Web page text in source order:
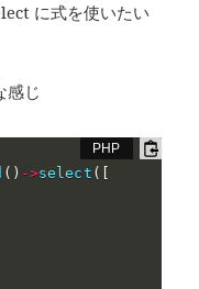
に式を使いたい
感じ
( ) ->select (